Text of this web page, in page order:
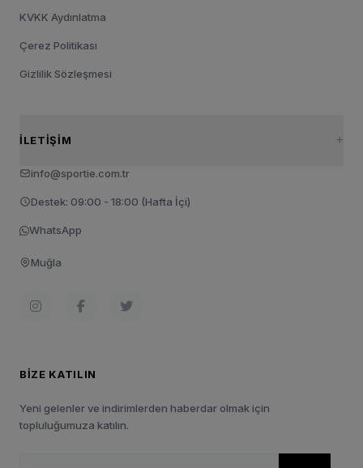
KVKK Aydınlatma
Çerez Politikası
Gizlilik Sözleşmesi
İLETIŞIM
info@sportie.com.tr
Destek: 09:00 - 18:00 (Hafta İçi)
WhatsApp
Muğla
BIZE KATILIN
Yeni gelenler ve indirimlerden haberdar olmak için
topluluğumuza katılın.